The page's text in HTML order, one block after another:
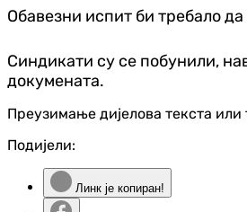
Обавезни испит би требало
Синдикати су се побунили,
докумената.
Преузимање дијелова текста
Подијели:
Линк је копиран!